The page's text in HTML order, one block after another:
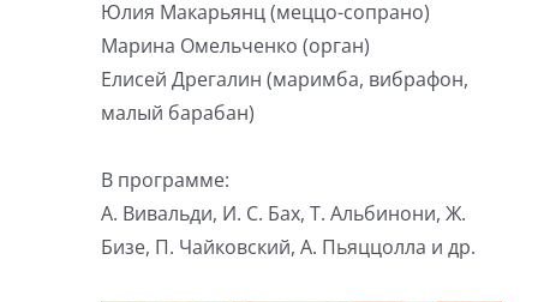
Юлия Макарьянц (меццо-сопрано)
Марина Омельченко (орган)
Елисей Дрегалин (маримба, вибрафон,
малый барабан)
В программе:
А. Вивальди, И. С. Бах, Т. Альбинони, Ж.
Бизе, П. Чайковский, А. Пьяццолла и др.